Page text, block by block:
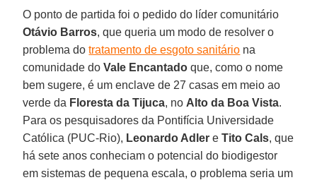
O ponto de partida foi o pedido do líder comunitário
Otávio Barros, que queria um modo de resolver o
problema dotratamento de esgoto sanitário na
comunidade doVale Encantado que, como o nome
bem sugere, é um enclave de 27 casas em meio ao
verde da Floresta da Tijuca, no Alto da Boa Vista.
Para os pesquisadores da Pontifícia Universidade
Católica (PUC-Rio), Leonardo Adler eTito Cals, que
há sete anos conheciam o potencial do biodigestor
em sistemas de pequena escala, o problema seria um